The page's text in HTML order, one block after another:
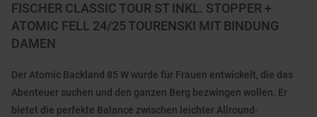
FISCHER CLASSIC TOUR ST INKL. STOPPER +
ATOMIC FELL 24/25 TOURENSKI MIT BINDUNG
DAMEN
Der Atomic Backland 85 W wurde für Frauen entwickelt, die das
Abenteuer suchen und den ganzen Berg bezwingen wollen. Er
bietet die perfekte Balance zwischen leichter Allround-